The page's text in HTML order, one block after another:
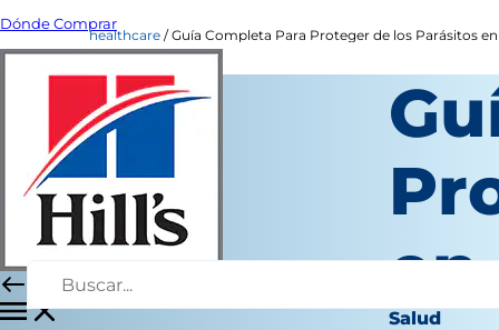
Dónde Comprar
healthcare Guía Completa Para Proteger de los Parásitos
en
Salud